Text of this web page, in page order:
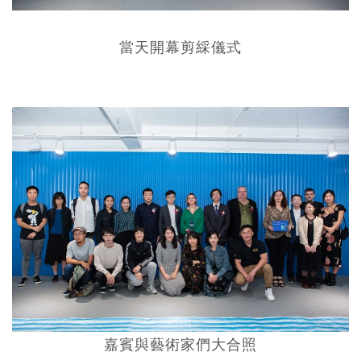
當天開幕剪綵儀式
嘉賓與藝術家們大合照